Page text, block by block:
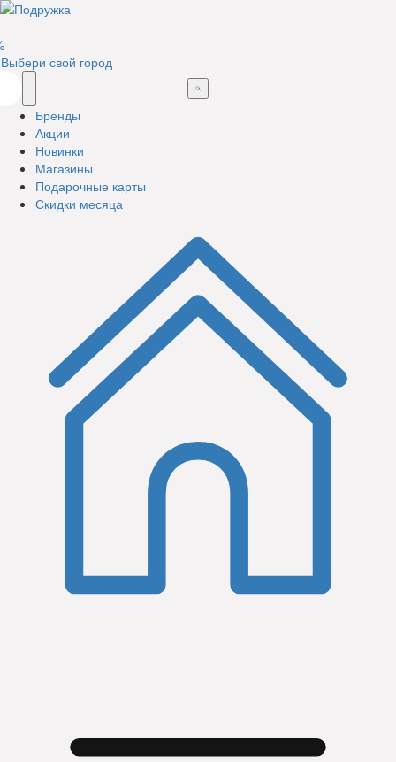
Выбери свой город
Бренды
Акции
Новинки
Магазины
Подарочные карты
Скидки месяца